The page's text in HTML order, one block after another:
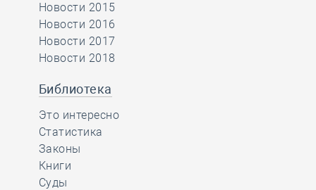
Новости 2015
Новости 2016
Новости 2017
Новости 2018
Библиотека
Это интересно
Статистика
Законы
Книги
Суды